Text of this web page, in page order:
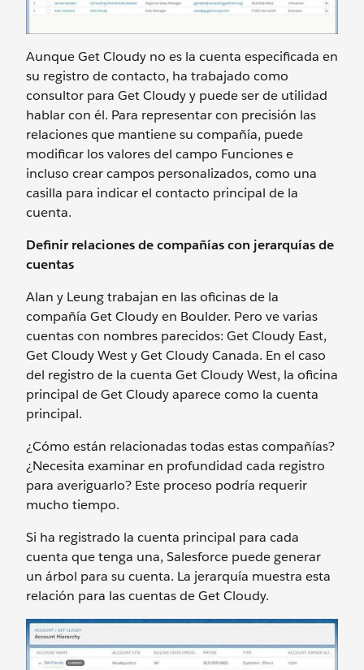
Aunque Get Cloudy no es la cuenta especificada en
su registro de contacto, ha trabajado como
consultor para Get Cloudy y puede ser de utilidad
hablar con él. Para representar con precisión las
relaciones que mantiene su compañía, puede
modificar los valores del campo Funciones e
incluso crear campos personalizados, como una
casilla para indicar el contacto principal de la
cuenta.
Definir relaciones de compañías con jerarquías de
cuentas
Alan y Leung trabajan en las oficinas de la
compañía Get Cloudy en Boulder. Pero ve varias
cuentas con nombres parecidos: Get Cloudy East,
Get Cloudy West y Get Cloudy Canada. En el caso
del registro de la cuenta Get Cloudy West, la oficina
principal de Get Cloudy aparece como la cuenta
principal.
¿Cómo están relacionadas todas estas compañías?
¿Necesita examinar en profundidad cada registro
para averiguarlo? Este proceso podría requerir
mucho tiempo.
Si ha registrado la cuenta principal para cada
cuenta que tenga una, Salesforce puede generar
un árbol para su cuenta. La jerarquía muestra esta
relación para las cuentas de Get Cloudy.